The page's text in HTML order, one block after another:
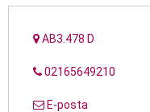
AB3.478 D
02165649210
E-posta